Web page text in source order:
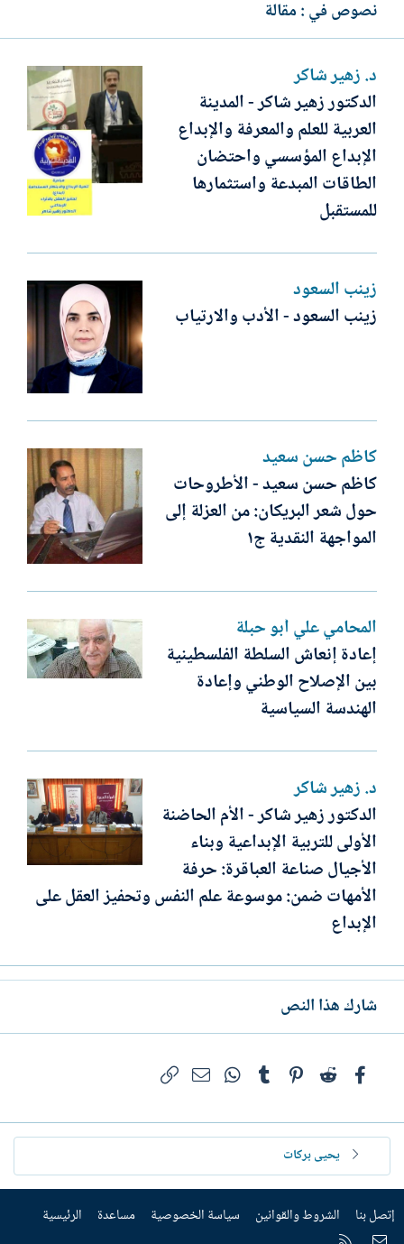
نصوص في : مقالة
د. زهير شاكر
الدكتور زهير شاكر - المدينة
العربية للعلم والمعرفة والإبداع
الإبداع المؤسسي واحتضان
الطاقات المبدعة واستثمارها
للمستقبل
زينب السعود
زينب السعود - الأدب والارتياب
كاظم حسن سعيد
كاظم حسن سعيد - الأطروحات
حول شعر البريكان: من العزلة إلى
المواجهة النقدية ج١
المحامي علي أبو حبلة
إعادة إنعاش السلطة الفلسطينية
بين الإصلاح الوطني وإعادة
الهندسة السياسية
د. زهير شاكر
الدكتور زهير شاكر - الأم الحاضنة
الأولى للتربية الإبداعية وبناء
الأجيال صناعة العباقرة: حرفة
الأمهات ضمن: موسوعة علم النفس وتحفيز العقل على
الإبداع
شارك هذا النص
فيسبوكReddit
Pinterest
Tumblr
WhatsAppالبريد الإلكتروني
يحيى بركات
إتصل بنا الشروط والقوانين سياسة الخصوصية مساعدة الرئيسية